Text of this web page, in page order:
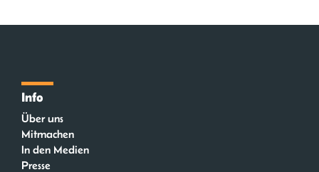
Info
Über uns
Mitmachen
In den Medien
Presse